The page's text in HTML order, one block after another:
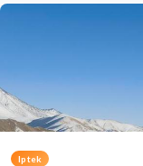
Iptek